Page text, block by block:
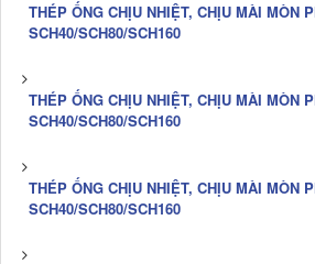
THÉP ỐNG CHỊU NHIỆT, CHỊU MÀI MÒN
SCH40/SCH80/SCH160
THÉP ỐNG CHỊU NHIỆT, CHỊU MÀI MÒN
SCH40/SCH80/SCH160
THÉP ỐNG CHỊU NHIỆT, CHỊU MÀI MÒN
SCH40/SCH80/SCH160